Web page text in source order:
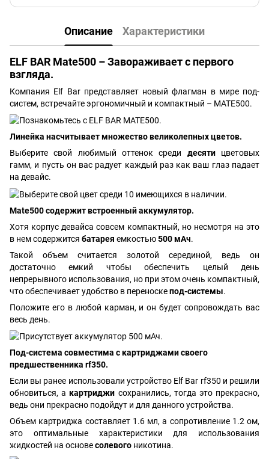
Описание Характеристики
ELF BAR Mate500 – Завораживает с первого
взгляда.
Компания Elf Bar представляет новый флагман в мире под-
систем, встречайте эргономичный и компактный – MATE500.
Линейка насчитывает множество великолепных цветов.
Выберите свой любимый оттенок среди десяти цветовых
гамм, и пусть он вас радует каждый раз как ваш глаз падает
на девайс.
Mate500 содержит встроенный аккумулятор.
Хотя корпус девайса совсем компактный, но несмотря на это
в нем содержится батарея емкостью500 мАч.
Такой объем считается золотой серединой, ведь он
достаточно емкий чтобы обеспечить целый день
непрерывного использования, но при этом очень компактный,
что обеспечивает удобство в переноскепод-системы.
Положите его в любой карман, и он будет сопровождать вас
весь день.
Под-система совместима с картриджами своего
предшественника rf350.
Если вы ранее использовали устройство Elf Bar rf350 и решили
обновиться, акартриджи сохранились, тогда это прекрасно,
ведь они прекрасно подойдут и для данного устройства.
Объем картриджа составляет 1.6 мл, а сопротивление 1.2 ом,
это оптимальные характеристики для использования
жидкостей на основесолевого никотина.